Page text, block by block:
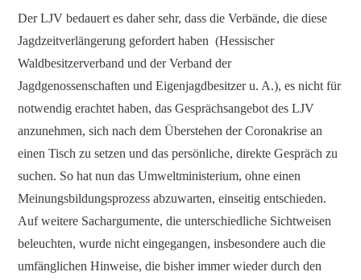
Der LJV bedauert es daher sehr, dass die Verbände, die diese
Jagdzeitverlängerung gefordert haben (Hessischer
Waldbesitzerverband und der Verband der
Jagdgenossenschaften und Eigenjagdbesitzer u. A.), es nicht für
notwendig erachtet haben, das Gesprächsangebot des LJV
anzunehmen, sich nach dem Überstehen der Coronakrise an
einen Tisch zu setzen und das persönliche, direkte Gespräch zu
suchen. So hat nun das Umweltministerium, ohne einen
Meinungsbildungsprozess abzuwarten, einseitig entschieden.
Auf weitere Sachargumente, die unterschiedliche Sichtweisen
beleuchten, wurde nicht eingegangen, insbesondere auch die
umfänglichen Hinweise, die bisher immer wieder durch den